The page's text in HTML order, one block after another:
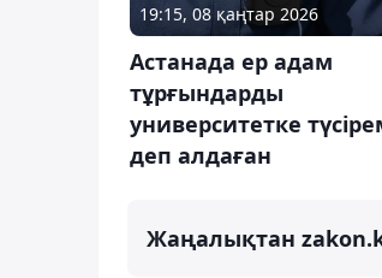
19:15, 08 қаңтар 2026
Астанада ер адам
тұрғындарды
университетке
деп алдаған
Жаңалықтан